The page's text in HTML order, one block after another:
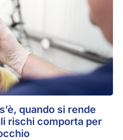
quando si rende
rischi comporta per